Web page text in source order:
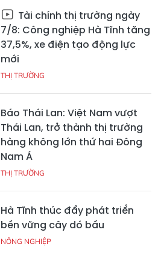
Tài chính thị trường ngày
7/8: Công nghiệp Hà Tĩnh tăng
37,5%, xe điện tạo động lực
mới
THỊ TRƯỜNG
Báo Thái Lan: Việt Nam vượt
Thái Lan, trở thành thị trường
hàng không lớn thứ hai Đông
Nam Á
THỊ TRƯỜNG
Hà Tĩnh thúc đẩy phát triển
bền vững cây dó bầu
NÔNG NGHIỆP